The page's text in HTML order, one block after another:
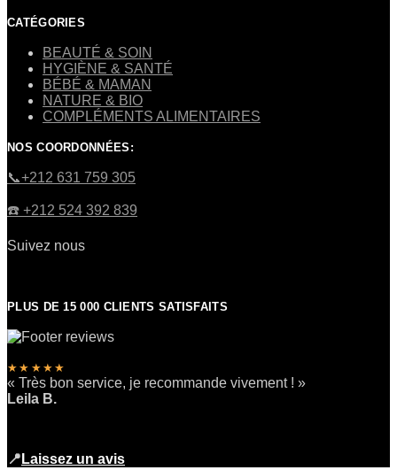
CATÉGORIES
BEAUTÉ & SOIN
HYGIÈNE & SANTÉ
BÉBÉ & MAMAN
NATURE & BIO
COMPLÉMENTS ALIMENTAIRES
NOS COORDONNÉES:
​📞+212 631 759 305
☎️​ +212 524 392 839
Suivez nous
PLUS DE 15 000 CLIENTS SATISFAITS
★★★★★
« Très bon service, je recommande vivement ! »
Leila B.
📍 Laissez un avis